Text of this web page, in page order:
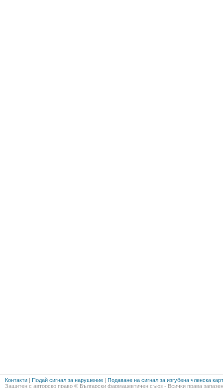
Контакти | Подай сигнал за нарушение | Подаване на сигнал за изгубена членска
Защитен с авторско право © Български фармацевтичен съюз - Всички права